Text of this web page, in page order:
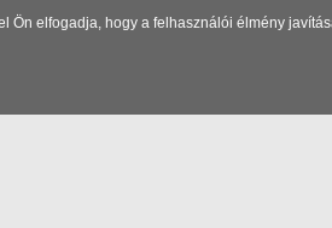
Ön elfogadja, hogy a felhasználói élmény